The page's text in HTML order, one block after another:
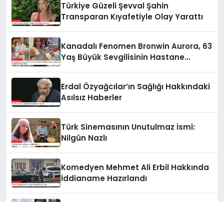
Türkiye Güzeli Şevval Şahin
Transparan Kıyafetiyle Olay Yarattı
Kanadalı Fenomen Bronwin Aurora, 63
Yaş Büyük Sevgilisinin Hastane
Erdal Özyağcılar’ın Sağlığı Hakkındaki
Asılsız Haberler
Türk Sinemasının Unutulmaz İsmi:
Nilgün Nazlı
Komedyen Mehmet Ali Erbil Hakkında
İddianame Hazırlandı